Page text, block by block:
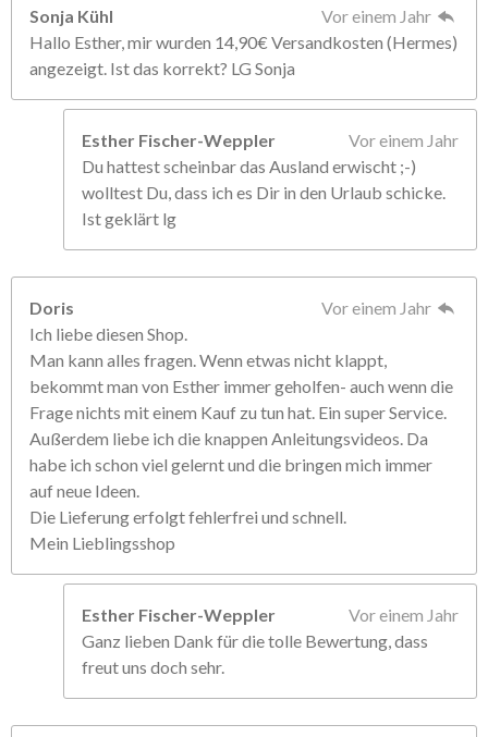
Sonja Kühl
Vor einem Jahr
Hallo Esther, mir wurden 14,90€ Versandkosten (Hermes)
angezeigt. Ist das korrekt? LG Sonja
Esther Fischer-Weppler
Vor einem Jahr
Du hattest scheinbar das Ausland erwischt ;-)
wolltest Du, dass ich es Dir in den Urlaub schicke.
Ist geklärt lg
Doris
Vor einem Jahr
Ich liebe diesen Shop.
Man kann alles fragen. Wenn etwas nicht klappt,
bekommt man von Esther immer geholfen- auch wenn die
Frage nichts mit einem Kauf zu tun hat. Ein super Service.
Außerdem liebe ich die knappen Anleitungsvideos. Da
habe ich schon viel gelernt und die bringen mich immer
auf neue Ideen.
Die Lieferung erfolgt fehlerfrei und schnell.
Mein Lieblingsshop
Esther Fischer-Weppler
Vor einem Jahr
Ganz lieben Dank für die tolle Bewertung, dass
freut uns doch sehr.